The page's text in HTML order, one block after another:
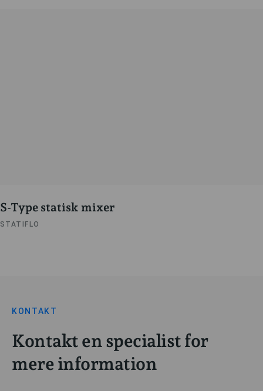
S-Type statisk mixer
STATIFLO
KONTAKT
Kontakt en specialist for
mere information